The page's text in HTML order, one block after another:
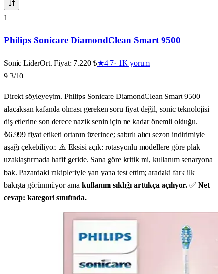
10
1
Philips Sonicare DiamondClean Smart 9500
Sonic LiderOrt. Fiyat: 7.220 ₺★4.7· 1K yorum
9.3/10
Direkt söyleyeyim. Philips Sonicare DiamondClean Smart 9500
alacaksan kafanda olması gereken soru fiyat değil, sonic teknolojisi
diş etlerine son derece nazik senin için ne kadar önemli olduğu.
₺6.999 fiyat etiketi ortanın üzerinde; sabırlı alıcı sezon indirimiyle
aşağı çekebiliyor. ⚠️ Eksisi açık: rotasyonlu modellere göre plak
uzaklaştırmada hafif geride. Sana göre kritik mi, kullanım senaryona
bak. Pazardaki rakipleriyle yan yana test ettim; aradaki fark ilk
bakışta görünmüyor ama kullanım sıklığı arttıkça açılıyor. ✅ Net
cevap: kategori sınıfında.